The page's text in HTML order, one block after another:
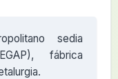
sedia
fábrica